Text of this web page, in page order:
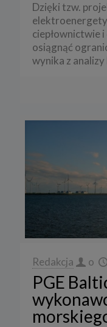
Dzięki tzw.
ciepłownictwie
osiągnąć
wynika z analizy
Redakcja o
PGE